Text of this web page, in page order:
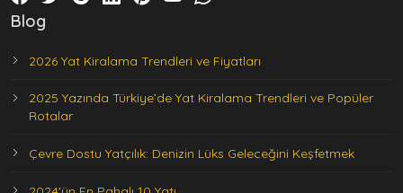
Blog
2026 Yat Kiralama Trendleri ve Fiyatları
2025 Yazında Türkiye’de Yat Kiralama Trendleri ve Popüler
Rotalar
Çevre Dostu Yatçılık: Denizin Lüks Geleceğini Keşfetmek